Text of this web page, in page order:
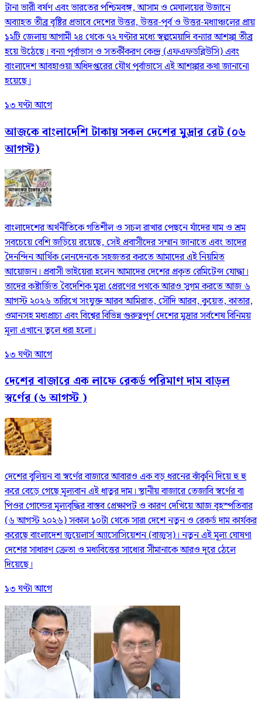
টানা ভারী বর্ষণ এবং ভারতের পশ্চিমবঙ্গ, আসাম ও মেঘালয়ের উজানে
অব্যাহত তীব্র বৃষ্টির প্রভাবে দেশের উত্তর, উত্তর-পূর্ব ও উত্তর-মধ্যাঞ্চলের প্রায়
১২টি জেলায় আগামী ২৪ থেকে ৭২ ঘণ্টার মধ্যে স্বল্পমেয়াদি বন্যার আশঙ্কা তীব্র
হয়ে উঠেছে। বন্যা পূর্বাভাস ও সতর্কীকরণ কেন্দ্র (এফএফডব্লিউসি) এবং
বাংলাদেশ আবহাওয়া অধিদপ্তরের যৌথ পূর্বাভাসে এই আশঙ্কার কথা জানানো
হয়েছে।
১৩ ঘণ্টা আগে
আজকে বাংলাদেশি টাকায় সকল দেশের মুদ্রার রেট (০৬
আগস্ট)
বাংলাদেশের অর্থনীতিকে গতিশীল ও সচল রাখার পেছনে যাঁদের ঘাম ও শ্রম
সবচেয়ে বেশি জড়িয়ে রয়েছে, সেই প্রবাসীদের সম্মান জানাতে এবং তাদের
দৈনন্দিন আর্থিক লেনদেনকে সহজতর করতে আমাদের এই নিয়মিত
আয়োজন। প্রবাসী ভাইয়েরা হলেন আমাদের দেশের প্রকৃত রেমিটেন্স যোদ্ধা।
তাদের কষ্টার্জিত বৈদেশিক মুদ্রা প্রেরণের পথকে আরও সুগম করতে আজ ৬
আগস্ট ২০২৬ তারিখে সংযুক্ত আরব আমিরাত, সৌদি আরব, কুয়েত, কাতার,
ওমানসহ মধ্যপ্রাচ্য এবং বিশ্বের বিভিন্ন গুরুত্বপূর্ণ দেশের মুদ্রার সর্বশেষ বিনিময়
মূল্য এখানে তুলে ধরা হলো।
১৩ ঘণ্টা আগে
দেশের বাজারে এক লাফে রেকর্ড পরিমাণ দাম বাড়ল
স্বর্ণের (৬ আগস্ট )
দেশের বুলিয়ন বা স্বর্ণের বাজারে আবারও এক বড় ধরনের ঝাঁকুনি দিয়ে হু হু
করে বেড়ে গেছে মূল্যবান এই ধাতুর দাম। স্থানীয় বাজারে তেজাবি স্বর্ণের বা
পিওর গোল্ডের মূল্যবৃদ্ধির বাস্তব প্রেক্ষাপট ও কারণ দেখিয়ে আজ বৃহস্পতিবার
(৬ আগস্ট ২০২৬) সকাল ১০টা থেকে সারা দেশে নতুন ও রেকর্ড দাম কার্যকর
করেছে বাংলাদেশ জুয়েলার্স অ্যাসোসিয়েশন (বাজুস)। নতুন এই মূল্য ঘোষণা
দেশের সাধারণ ক্রেতা ও মধ্যবিত্তের সাধ্যের সীমানাকে আরও দূরে ঠেলে
দিয়েছে।
১৩ ঘণ্টা আগে